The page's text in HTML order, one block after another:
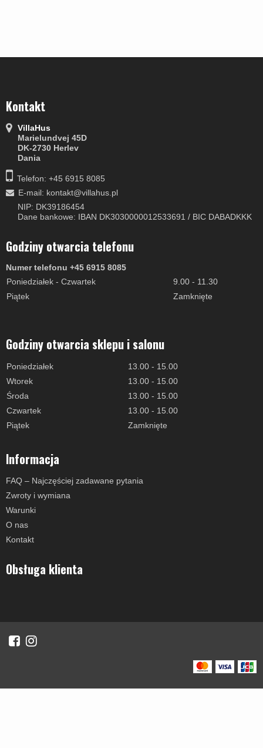
Kontakt
VillaHus
Marielundvej 45D
DK-2730 Herlev
Dania
Telefon: +45 6915 8085
E-mail: kontakt@villahus.pl
NIP: DK39186454
Dane bankowe: IBAN DK3030000012533691 / BIC DABADKKK
Godziny otwarcia telefonu
Numer telefonu +45 6915 8085
Poniedziałek - Czwartek
9.00 - 11.30
Piątek
Zamknięte
Godziny otwarcia sklepu i salonu
Poniedziałek
13.00 - 15.00
Wtorek
13.00 - 15.00
Środa
13.00 - 15.00
Czwartek
13.00 - 15.00
Piątek
Zamknięte
Informacja
FAQ – Najczęściej zadawane pytania
Zwroty i wymiana
Warunki
O nas
Kontakt
Obsługa klienta